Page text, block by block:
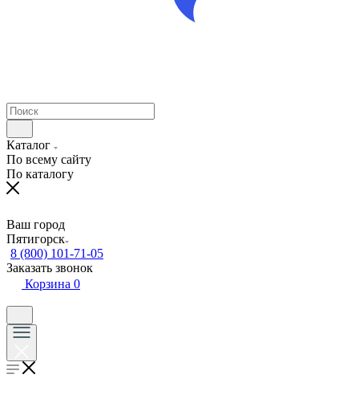
Каталог
По всему сайту
По каталогу
Ваш город
Пятигорск
8 (800) 101-71-05
Заказать звонок
Корзина 0